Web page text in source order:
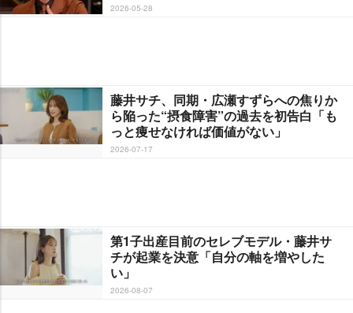
2026-05-28
藤井サチ、同期・広瀬すずらへの焦りか
ら陥った“摂食障害”の過去を初告白「も
っと痩せなければ価値がない」
2026-07-17
第1子出産目前のセレブモデル・藤井サ
チが起業を決意「自分の軸を増やした
い」
2026-08-07